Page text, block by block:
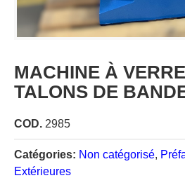
MACHINE À
TALONS DE
COD. 2985
Catégories: Non catégorisé,
Extérieures